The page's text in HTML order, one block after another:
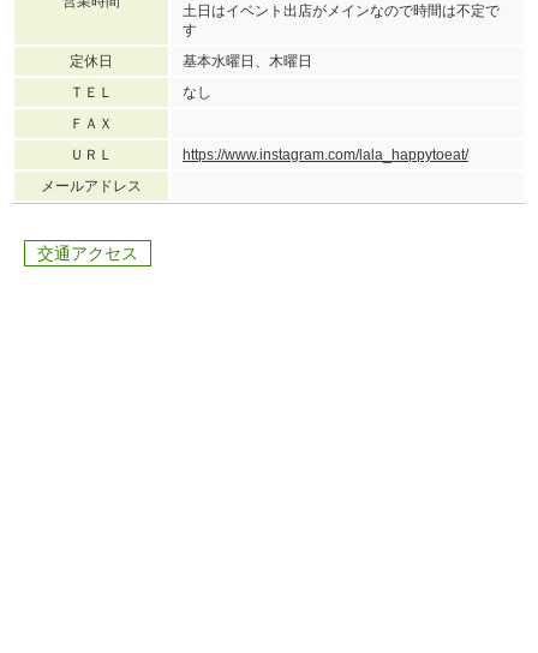
土日はイベント出店がメインなので時間は不定で
す
定休日
基本水曜日、木曜日
ＴＥＬ
なし
ＦＡＸ
ＵＲＬ
https://www.instagram.com/lala_happytoeat/
メールアドレス
交通アクセス